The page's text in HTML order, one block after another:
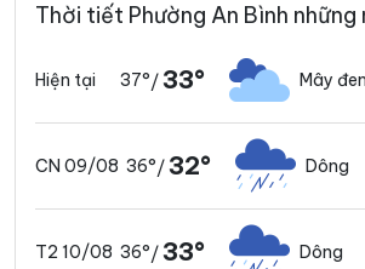
Thời tiết Phường An Bình
Hiện tại 37°/ 33° Mây
CN 09/08 36°/ 32° Dông
T2 10/08 36°/ 33° Dông